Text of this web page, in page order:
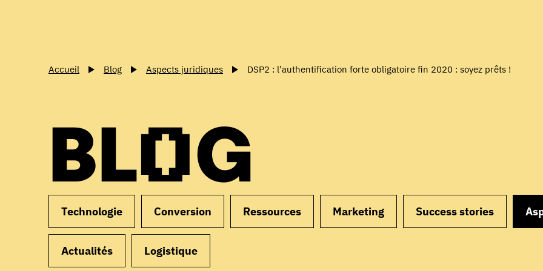
Accueil Blog Aspects juridiques DSP2 : l’authentification forte obligatoire fin 2020 : soyez prêts !
BLOG
Technologie Conversion Ressources Marketing Success stories
Actualités Logistique